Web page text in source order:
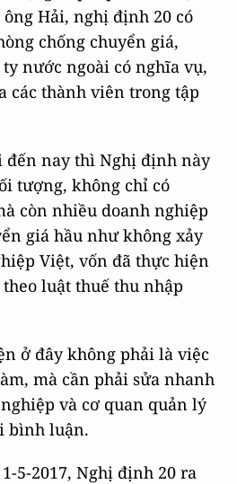
Hải, nghị định 20 có
chống chuyển giá,
nước ngoài có nghĩa vụ,
các thành viên trong tập
nay thì Nghị định này
tượng, không chỉ có
còn nhiều doanh nghiệp
giá hầu như không xảy
Việt, vốn đã thực hiện
luật thuế thu nhập
ở đây không phải là việc
mà cần phải sửa nhanh
và cơ quan quản lý
bình luận.
5-2017, Nghị định 20 ra